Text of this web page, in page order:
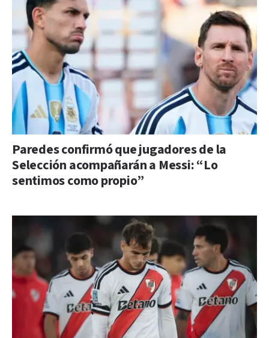
Paredes confirmó que jugadores de la
Selección acompañarán a Messi: “Lo
sentimos como propio”